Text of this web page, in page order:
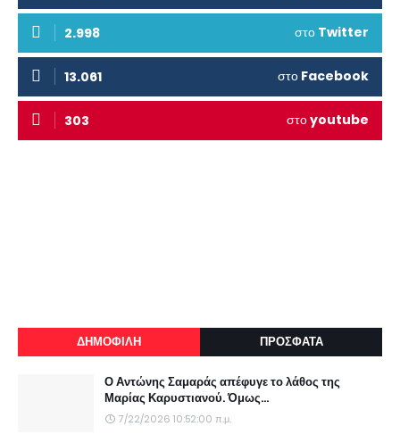
2.998 στο Twitter
13.061 στο Facebook
303 στοyoutube
ΔΗΜΟΦΙΛΗ ΠΡΟΣΦΑΤΑ
Ο Αντώνης Σαμαράς απέφυγε το λάθος της
Μαρίας Καρυστιανού. Όμως...
7/22/2026 10:52:00 π.μ.